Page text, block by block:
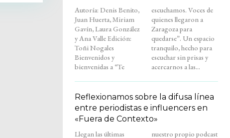
Autoría: Denis Benito,
Juan Huerta, Miriam
Gavín, Laura González
y Ana Valle Edición:
Toñi Nogales
Bienvenidos y
bienvenidas a “Te
escuchamos. Voces de
quienes llegaron a
Zaragoza para
quedarse”. Un espacio
tranquilo, hecho para
escuchar sin prisas y
acercarnos a las...
Reflexionamos sobre la difusa línea
entre periodistas e influencers en
«Fuera de Contexto»
Llegan las últimas
nuestro propio podcast